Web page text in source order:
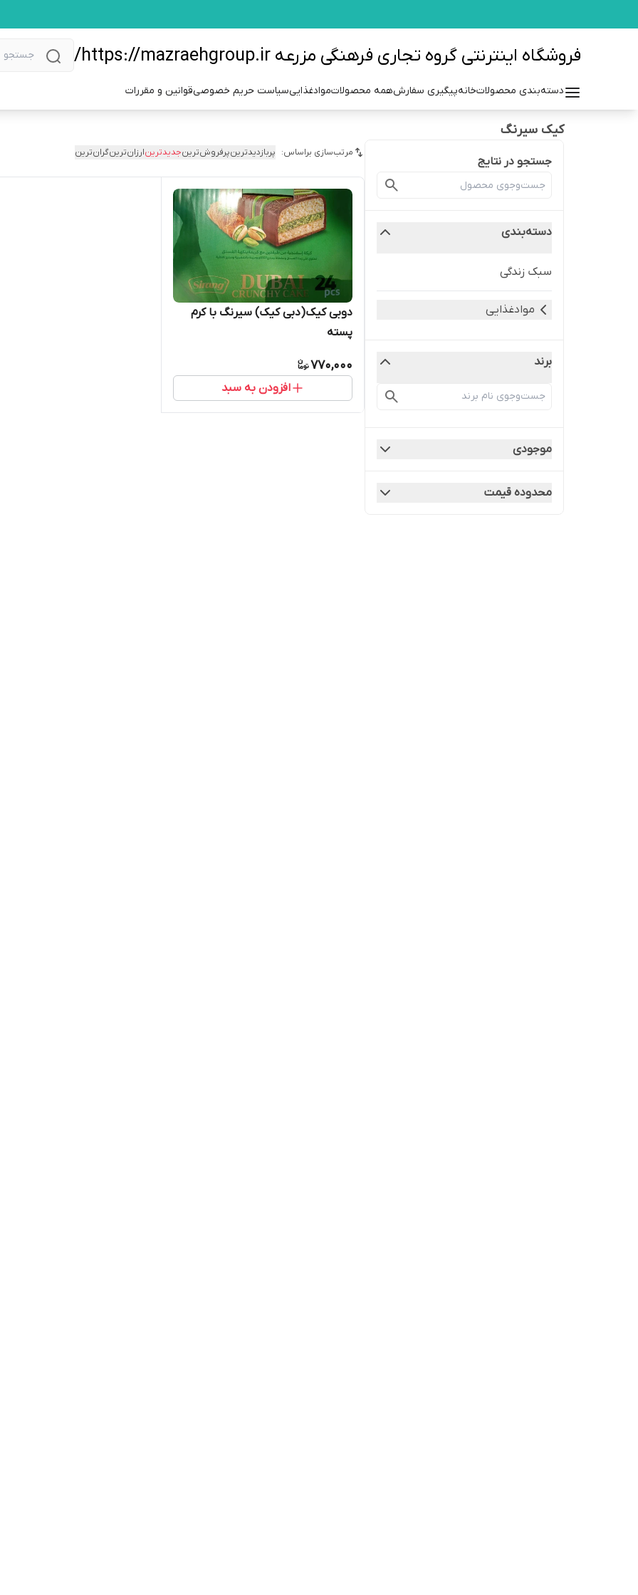
فروشگاه اینترنتی گروه تجاری فرهنگی مزرعه https://mazraehgroup.ir/
دسته‌بندی محصولاتخانهپیگیری سفارشهمه محصولاتموادغذاییسیاست حریم خصوصیقوانین و مقررات
کیک سیرنگ
جستجو در نتایج
دسته‌بندی
سبک زندگی
موادغذایی
برند
موجودی
محدوده قیمت
مرتب‌سازی براساس: پربازدیدترینپرفروش‌ترینجدیدترینارزان‌ترینگران‌ترین
دوبی کیک(دبی کیک) سیرنگ با کرم
پسته
770,000
افزودن به سبد